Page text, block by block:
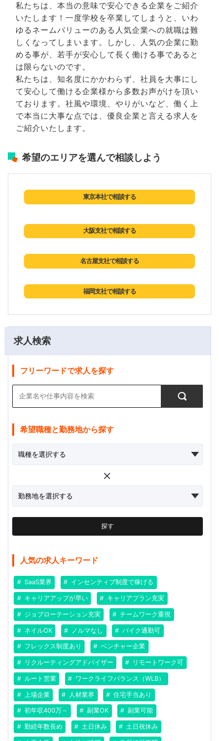
求人検索
フリーワードで求人を探す
希望職種と勤務地から探す
探す
人気の求人キーワード
SaaS業界 インセンティブ制度で稼げる
キャリアアップが早い キャリアプラン充実
ジョブローテーション充実 チームワーク重視
ネイルOK ノルマなし バイク通勤可
フレックス制度あり ベンチャー企業
リクルーティングアドバイザー リモートワーク可
ルート営業 ワークライフバランス（WLB）
上場企業 人材業界 住宅手当あり
初年収400万～ 副業OK 副業可能
勤続年数長め 土日休み 土日祝休み
私たちは、本当の意味で安心できる企業をご紹介
いたします！一度学校を卒業してしまうと、いわ
ゆるネームバリューのある人気企業への就職は難
しくなってしまいます。しかし、人気の企業に勤
める事が、若手が安心して長く働ける事であると
は限らないのです。
私たちは、知名度にかかわらず、社員を大事にし
て安心して働ける企業様から多数お声がけを頂い
ております。社風や環境、やりがいなど、働く上
で本当に大事な点では、優良企業と言える求人を
ご紹介いたします。
希望のエリアを選んで相談しよう
東京本社で相談する
大阪支社で相談する
名古屋支社で相談する
福岡支社で相談する